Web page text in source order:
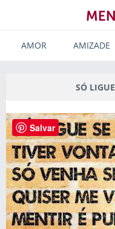
AMOR AMIZADE
SÓ
Salvar